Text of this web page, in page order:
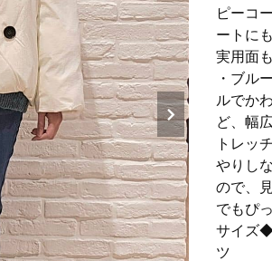
ピーコ
ートに
実用面
・ブル
ルでか
ど、幅
トレッ
やりし
ので、
でもぴ
サイズ
ツ ：M